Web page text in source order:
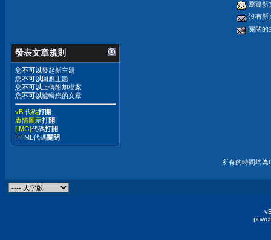
瀏覽新
沒有新
關閉的
發表文章規則
您不可以發起新主題
您不可以回應主題
您不可以 上傳附加檔案
您不可以編輯您的文章
vB 代碼打開
表情圖示打開
[IMG]代碼打開
HTML代碼關閉
所有的時間均為